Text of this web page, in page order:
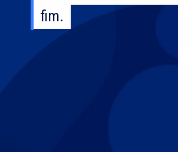
fim.
fim.